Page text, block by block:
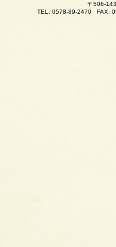
〒506-
TEL: 0578-89-2470 FAX: